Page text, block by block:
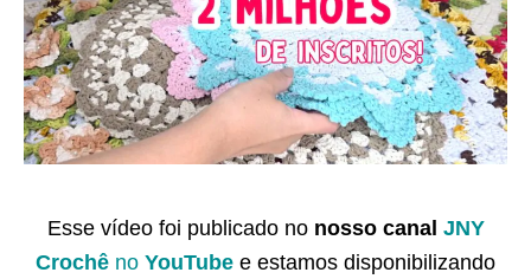
Esse vídeo foi publicado no nosso canal JNY
Crochê no YouTube e estamos disponibilizando